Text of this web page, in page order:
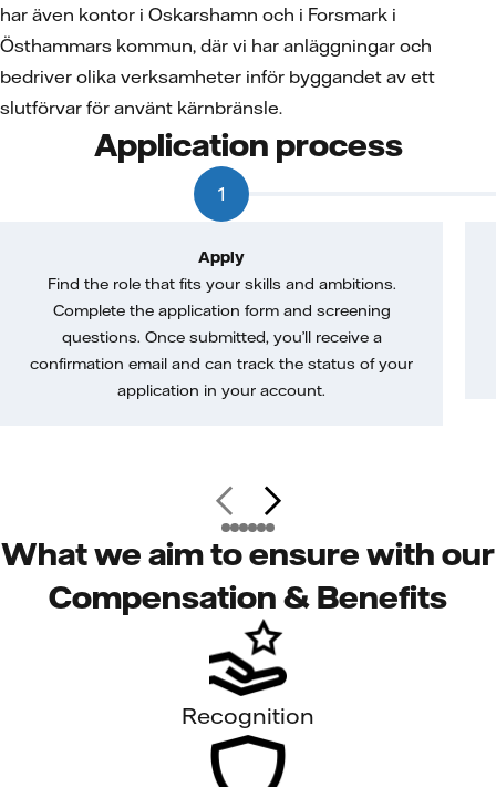
har även kontor i Oskarshamn och i Forsmark i
Östhammars kommun, där vi har anläggningar och
bedriver olika verksamheter inför byggandet av ett
slutförvar för använt kärnbränsle.
Application process
1
Apply
Find the role that fits your skills and ambitions.
Complete the application form and screening
questions. Once submitted, you’ll receive a
confirmation email and can track the status of your
application in your account.
What we aim to ensure with our
Compensation & Benefits
Recognition